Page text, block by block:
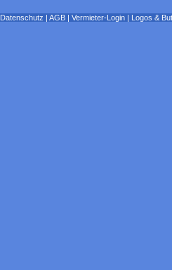
Datenschutz | AGB | Vermieter-Login | Logos &